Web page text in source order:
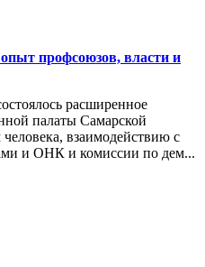
профсоюзов, власти и
расширенное
палаты Самарской
взаимодействию с
и ОНК и комиссии по дем...